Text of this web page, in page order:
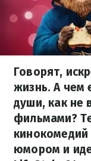
Говорят,
жизнь. А чем
души, как не
фильмами?
юмором и